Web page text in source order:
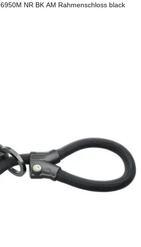
NR BK AM Rahmenschloss black